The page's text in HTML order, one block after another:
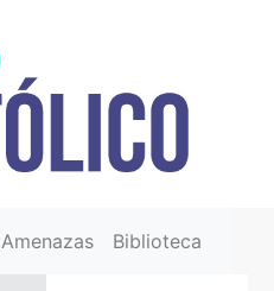
Amenazas Biblioteca